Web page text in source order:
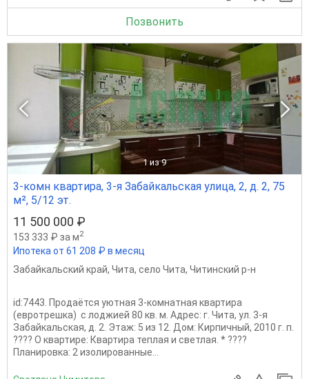
Позвонить
1 из 9
3-комн квартира, 3-я Забайкальская улица, 2, д. 2, 75
м², 5/12 эт.
11 500 000 ₽
153 333 ₽ за м2
Ипотека от 61 208 ₽ в месяц
Забайкальский край, Чита, село Чита, Читинский р-н
id:7443. Продаётся уютная 3-комнатная квартира
(евротрешка) с лоджией 80 кв. м. Адрес: г. Чита, ул. 3-я
Забайкальская, д. 2. Этаж: 5 из 12. Дом: Кирпичный, 2010 г. п.
???? О квартире: Квартира теплая и светлая. * ????
Планировка: 2 изолированные...